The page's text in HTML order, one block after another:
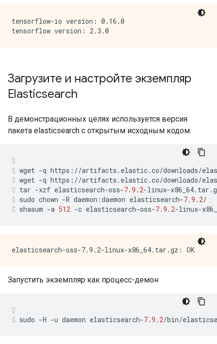
tensorflow-io version: 0.16.0
Загрузите и настройте экземпляр
Elasticsearch
В демонстрационных целях используется версия
пакета elasticsearch с открытым исходным кодом.
wget -q https ://artifacts . elastic.co/downloads/
wget -q https ://artifacts . elastic.co/downloads/
tar -xzf elasticsearch-oss-7.9 . 2-linux-x86_64. tar .
sudo chown -R daemon :daemon elasticsearch-7.9 . 2/
shasum -a 512 -c elasticsearch-oss-7.9 . 2-linux-
Запустить экземпляр как процесс-демон
sudo -H -u daemon elasticsearch-7.9 . 2/bin/